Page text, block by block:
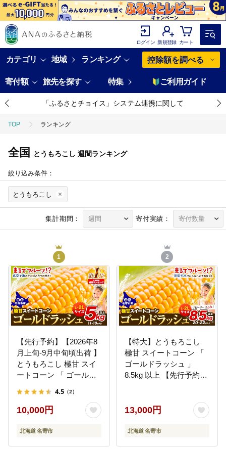
ログイン 新規登録 カート
カテゴリ 地域 ランキング 控除額を調べる
寄付額 旅先を探す 特集 ご利用ガイド
「ふるさとチョイス」システム連携に関して
TOP ランキング
全国 とうもろこし 週間ランキング
絞り込み条件：
とうもろこし
集計期間： 寄付実績：
1
【先行予約】【2026年8
月上旬-9月中旬頃出荷 】
とうもろこし 極甘 スイ
ートコーン 「 ゴールド
～13本 特大 サイズ --
nayoro_loc_31_5k_hp---
4.5 （2）
10,000円
北海道 名寄市
2
【特大】とうもろこし
極甘 スイートコーン 「
ゴールドラッシュ 」
8.5kg 以上 【先行予約
もろこし 極甘 スイート
コーン 「 ゴールドラッ
シュ 」 特大 北海道20～
13,000円
北海道 名寄市